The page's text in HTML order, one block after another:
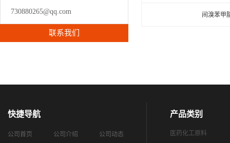
730880265@qq.com
联系我们
间溴苯甲
快捷导航
公司首页 公司介绍 公司动态
产品类别
医药化工原料